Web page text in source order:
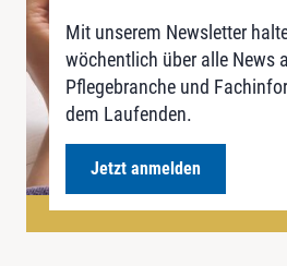
Mit unserem Newsletter
wöchentlich über alle News
Pflegebranche und
dem Laufenden.
Jetzt anmelden